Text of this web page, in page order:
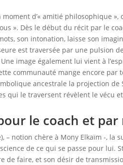
d’« amitié philosophique
». Dès le début du récit par le
son intonation, laisse son
est traversée par une pulsion
image également lui vient à
communauté mange encore
ancestrale la projection
qui le traversent révèlent le vécu
le coach et
– notion chère à Mony Elkaïm -,
de ce qui se passe pour
de faire, et son désir de